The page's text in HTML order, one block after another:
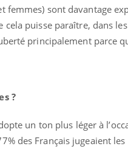
femmes) sont davantage
cela puisse paraître, dans
principalement parce
?
un ton plus léger à
des Français jugeaient
ou
rend
En 2026, l'insuline
reste entourée d'idées
patients comme